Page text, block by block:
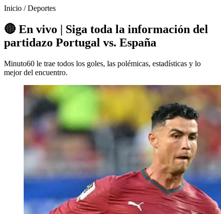
Inicio /Deportes
🔴 En vivo | Siga toda la información del
partidazo Portugal vs. España
Minuto60 le trae todos los goles, las polémicas, estadísticas y lo
mejor del encuentro.